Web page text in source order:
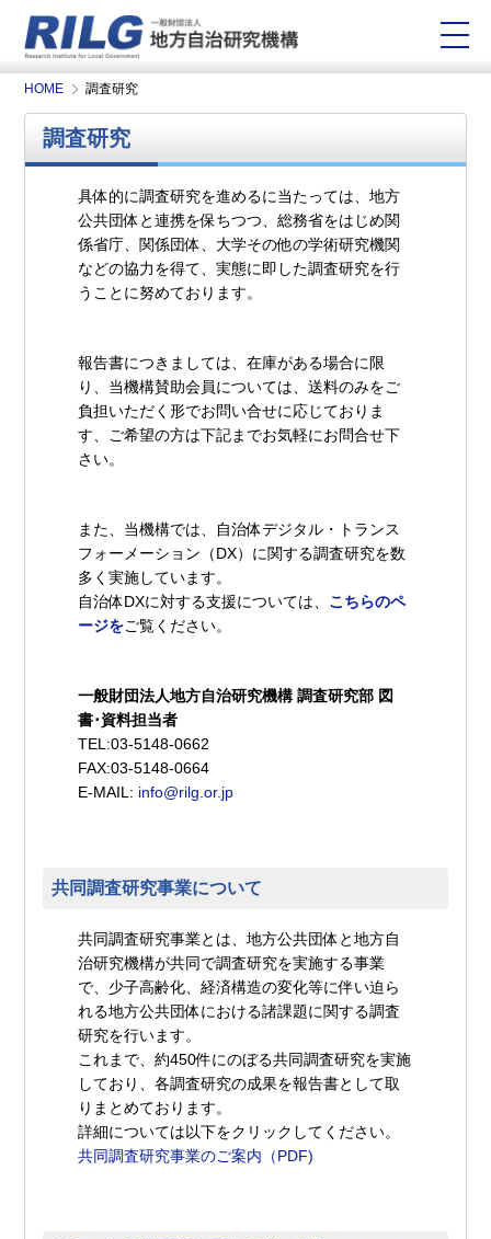
HOME 調査研究
調査研究
具体的に調査研究を進めるに当たっては、地方
公共団体と連携を保ちつつ、総務省をはじめ関
係省庁、関係団体、大学その他の学術研究機関
などの協力を得て、実態に即した調査研究を行
うことに努めております。
報告書につきましては、在庫がある場合に限
り、当機構賛助会員については、送料のみをご
負担いただく形でお問い合せに応じておりま
す、ご希望の方は下記までお気軽にお問合せ下
さい。
また、当機構では、自治体デジタル・トランス
フォーメーション（DX）に関する調査研究を数
多く実施しています。
自治体DXに対する支援については、 こちらのペ
ージをご覧ください。
一般財団法人地方自治研究機構 調査研究部 図
書･資料担当者
TEL:03-5148-0662
FAX:03-5148-0664
E-MAIL: info@rilg.or.jp
共同調査研究事業について
共同調査研究事業とは、地方公共団体と地方自
治研究機構が共同で調査研究を実施する事業
で、少子高齢化、経済構造の変化等に伴い迫ら
れる地方公共団体における諸課題に関する調査
研究を行います。
これまで、約450件にのぼる共同調査研究を実施
しており、各調査研究の成果を報告書として取
りまとめております。
詳細については以下をクリックしてください。
共同調査研究事業のご案内（PDF)